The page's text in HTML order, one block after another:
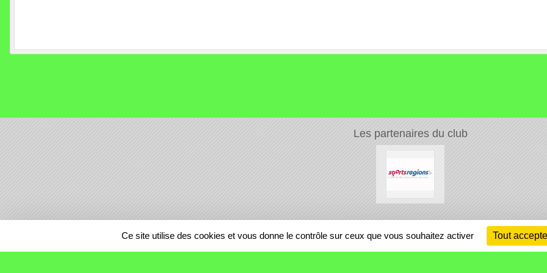
Les partenaires du club
REGIONS
Ce site utilise des cookies et vous donne le contrôle sur ceux que vous souhaitez activer Tout